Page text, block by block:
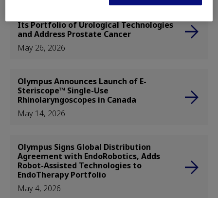
Its Portfolio of Urological Technologies
and Address Prostate Cancer
May 26, 2026
Olympus Announces Launch of E-
Steriscope™ Single-Use
Rhinolaryngoscopes in Canada
May 14, 2026
Olympus Signs Global Distribution
Agreement with EndoRobotics, Adds
Robot-Assisted Technologies to
EndoTherapy Portfolio
May 4, 2026